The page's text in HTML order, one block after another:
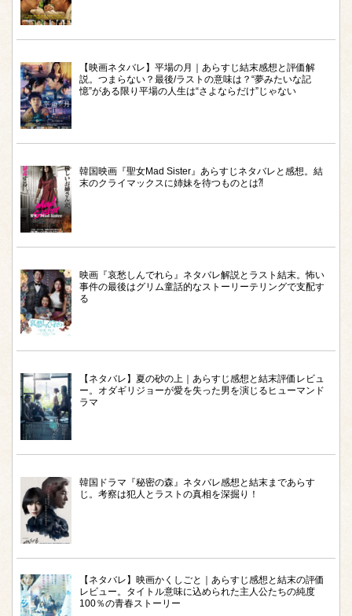
【映画ネタバレ】平場の月｜あらすじ結末感想と評価解
説。つまらない？最後/ラストの意味は？“夢みたいな記
憶”がある限り平場の人生は“さよならだけ”じゃない
韓国映画『聖女Mad Sister』あらすじネタバレと感想。結
末のクライマックスに姉妹を待つものとは⁈
映画『哀愁しんでれら』ネタバレ解説とラスト結末。怖い
事件の最後はグリム童話的なストーリーテリングで支配す
る
【ネタバレ】夏の砂の上｜あらすじ感想と結末評価レビュ
ー。オダギリジョーが愛を失った男を演じるヒューマンド
ラマ
韓国ドラマ『秘密の森』ネタバレ感想と結末まであらす
じ。考察は犯人とラストの真相を深掘り！
【ネタバレ】映画かくしごと｜あらすじ感想と結末の評価
レビュー。タイトル意味に込められた主人公たちの純度
100％の青春ストーリー